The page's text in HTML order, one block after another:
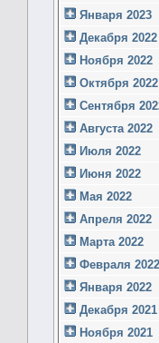
Января 2023
Декабря 2022
Ноября 2022
Октября 2022
Сентября
Августа 2022
Июля 2022
Июня 2022
Мая 2022
Апреля 2022
Марта 2022
Февраля 2022
Января 2022
Декабря 2021
Ноября 2021